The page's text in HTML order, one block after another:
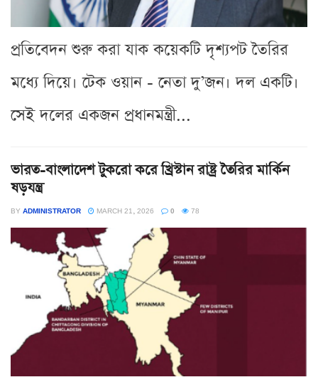
প্রতিবেদন শুরু করা যাক কয়েকটি দৃশ্যপট তৈরির
মধ্যে দিয়ে। টেক ওয়ান - নেতা দু’জন। দল একটি।
সেই দলের একজন প্রধানমন্ত্রী...
ভারত-বাংলাদেশ টুকরো করে খ্রিস্টান রাষ্ট্র তৈরির মার্কিন
ষড়যন্ত্র
BY ADMINISTRATOR MARCH 21, 2026 0 78